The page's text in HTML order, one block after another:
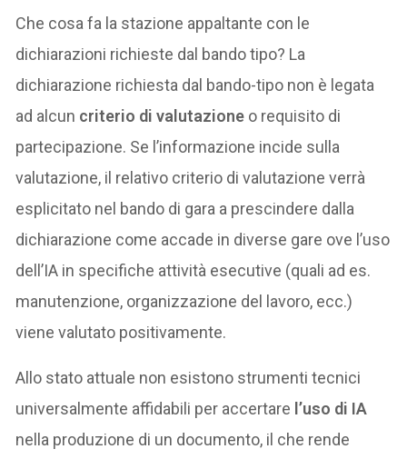
Che cosa fa la stazione appaltante con le
dichiarazioni richieste dal bando tipo? La
dichiarazione richiesta dal bando-tipo non è legata
ad alcun criterio di valutazione o requisito di
partecipazione. Se l’informazione incide sulla
valutazione, il relativo criterio di valutazione verrà
esplicitato nel bando di gara a prescindere dalla
dichiarazione come accade in diverse gare ove l’uso
dell’IA in specifiche attività esecutive (quali ad es.
manutenzione, organizzazione del lavoro, ecc.)
viene valutato positivamente.
Allo stato attuale non esistono strumenti tecnici
universalmente affidabili per accertare l’uso di IA
nella produzione di un documento, il che rende